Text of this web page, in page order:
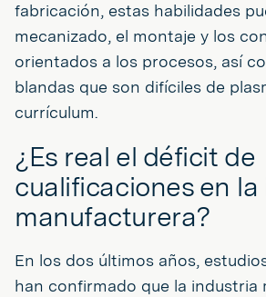
fabricación, estas habilidades
mecanizado, el montaje y los
orientados a los procesos, así
blandas que son difíciles de
currículum.
¿Es real el déficit de
cualificaciones en
manufacturera?
En los dos últimos años,
han confirmado que la industria